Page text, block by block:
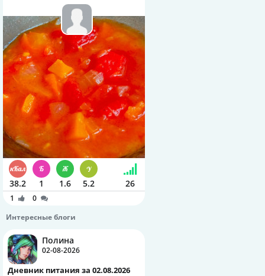
38.2 1 1.6 5.2 26
1
0
Интересные блоги
Полина
02-08-2026
Дневник питания за 02.08.2026